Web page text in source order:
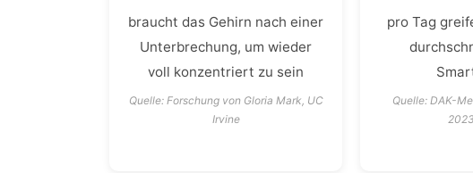
braucht das Gehirn nach einer
Unterbrechung, um wieder
voll konzentriert zu sein
Quelle: Forschung von Gloria Mark, UC
Irvine
pro Tag
Quelle: DAK-